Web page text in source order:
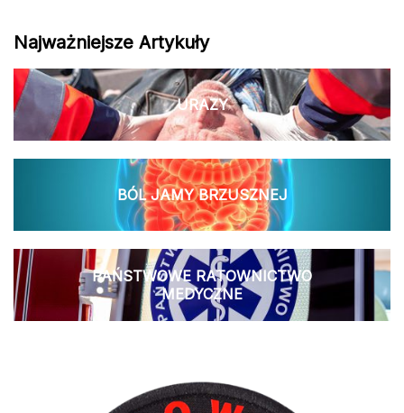
Najważniejsze Artykuły
URAZY
BÓL JAMY BRZUSZNEJ
PAŃSTWOWE RATOWNICTWO
MEDYCZNE